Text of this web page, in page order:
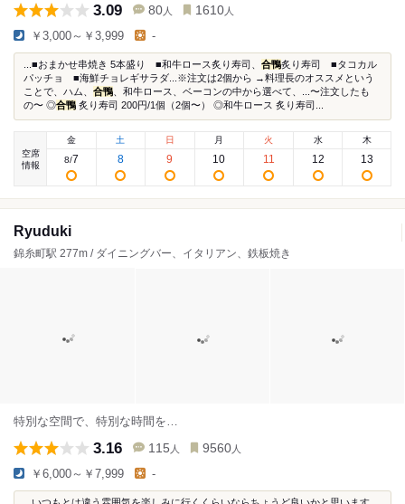
3.09 80 人 1610 人
￥3,000～￥3,999 -
...■おまかせ串焼き 5本盛り ■和牛ロース炙り寿司、 合鴨炙り寿司 ■タコカル
パッチョ ■海鮮チョレギサラダ...※注文は2個から →料理長のオススメという
ことで、ハム、 合鴨 、和牛ロース、ベーコンの中から選べて、...〜注文したも
の〜 ◎合鴨 炙り寿司 200円/1個（2個〜） ◎和牛ロース 炙り寿司...
空席
情報
金
8/7
土
8
日
9
月
10
火
11
水
12
木
13
Ryuduki
錦糸町駅 277m / ダイニングバー、イタリアン、鉄板焼き
特別な空間で、特別な時間を…
3.16 115 人 9560 人
￥6,000～￥7,999 -